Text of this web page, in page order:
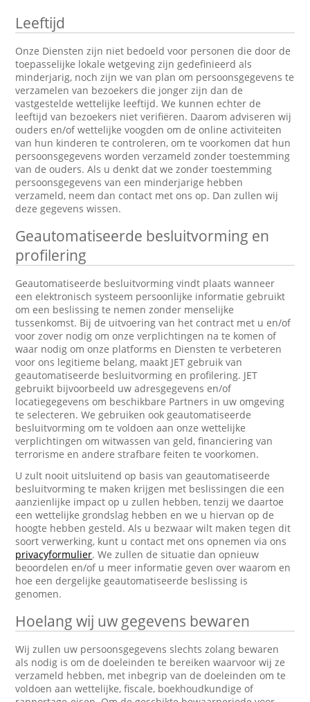
Leeftijd
Onze Diensten zijn niet bedoeld voor personen die door de
toepasselijke lokale wetgeving zijn gedefinieerd als
minderjarig, noch zijn we van plan om persoonsgegevens te
verzamelen van bezoekers die jonger zijn dan de
vastgestelde wettelijke leeftijd. We kunnen echter de
leeftijd van bezoekers niet verifiëren. Daarom adviseren wij
ouders en/of wettelijke voogden om de online activiteiten
van hun kinderen te controleren, om te voorkomen dat hun
persoonsgegevens worden verzameld zonder toestemming
van de ouders. Als u denkt dat we zonder toestemming
persoonsgegevens van een minderjarige hebben
verzameld, neem dan contact met ons op. Dan zullen wij
deze gegevens wissen.
Geautomatiseerde besluitvorming en
profilering
Geautomatiseerde besluitvorming vindt plaats wanneer
een elektronisch systeem persoonlijke informatie gebruikt
om een beslissing te nemen zonder menselijke
tussenkomst. Bij de uitvoering van het contract met u en/of
voor zover nodig om onze verplichtingen na te komen of
waar nodig om onze platforms en Diensten te verbeteren
voor ons legitieme belang, maakt JET gebruik van
geautomatiseerde besluitvorming en profilering. JET
gebruikt bijvoorbeeld uw adresgegevens en/of
locatiegegevens om beschikbare Partners in uw omgeving
te selecteren. We gebruiken ook geautomatiseerde
besluitvorming om te voldoen aan onze wettelijke
verplichtingen om witwassen van geld, financiering van
terrorisme en andere strafbare feiten te voorkomen.
U zult nooit uitsluitend op basis van geautomatiseerde
besluitvorming te maken krijgen met beslissingen die een
aanzienlijke impact op u zullen hebben, tenzij we daartoe
een wettelijke grondslag hebben en we u hiervan op de
hoogte hebben gesteld. Als u bezwaar wilt maken tegen dit
soort verwerking, kunt u contact met ons opnemen via ons
privacyformulier. We zullen de situatie dan opnieuw
beoordelen en/of u meer informatie geven over waarom en
hoe een dergelijke geautomatiseerde beslissing is
genomen.
Hoelang wij uw gegevens bewaren
Wij zullen uw persoonsgegevens slechts zolang bewaren
als nodig is om de doeleinden te bereiken waarvoor wij ze
verzameld hebben, met inbegrip van de doeleinden om te
voldoen aan wettelijke, fiscale, boekhoudkundige of